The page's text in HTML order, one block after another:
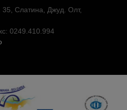
Слатина, Джуд. Олт,
0249.410.994